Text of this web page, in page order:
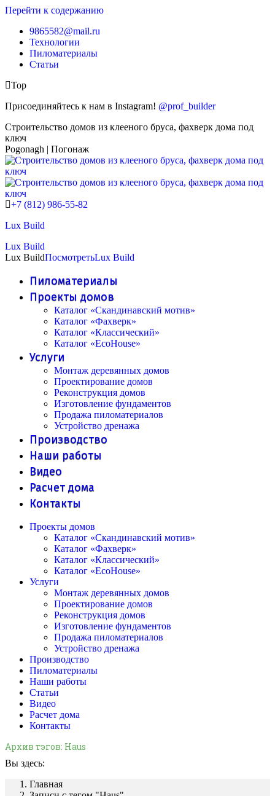
Перейти к содержанию
9865582@mail.ru
Технологии
Пиломатериалы
Статьи
Top
Присоединяйтесь к нам в Instagram! @prof_builder
Строительство домов из клееного бруса, фахверк дома под
ключ
Pogonagh | Погонаж
+7 (812) 986-55-82
Lux Build
Lux Build
Lux BuildПосмотретьLux Build
Пиломатериалы
Проекты домов
Каталог «Скандинавский мотив»
Каталог «Фахверк»
Каталог «Классический»
Каталог «EcoHouse»
Услуги
Монтаж деревянных домов
Проектирование домов
Реконструкция домов
Изготовление фундаментов
Продажа пиломатериалов
Устройство дренажа
Производство
Наши работы
Видео
Расчет дома
Контакты
Проекты домов
Каталог «Скандинавский мотив»
Каталог «Фахверк»
Каталог «Классический»
Каталог «EcoHouse»
Услуги
Монтаж деревянных домов
Проектирование домов
Реконструкция домов
Изготовление фундаментов
Продажа пиломатериалов
Устройство дренажа
Производство
Пиломатериалы
Наши работы
Статьи
Видео
Расчет дома
Контакты
Архив тэгов: Haus
Вы здесь:
Главная